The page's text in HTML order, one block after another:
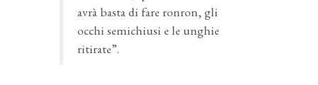
avrà basta di fare ronron, gli
occhi semichiusi e le unghie
ritirate”.